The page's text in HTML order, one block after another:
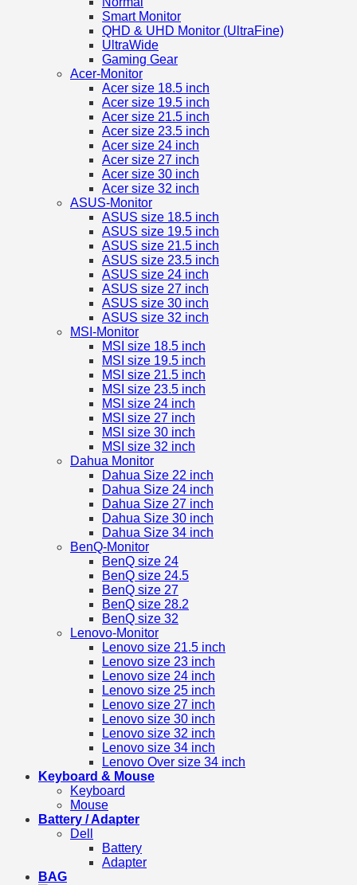
Smart Monitor
QHD & UHD Monitor (UltraFine)
UltraWide
Gaming Gear
Acer-Monitor
Acer size 18.5 inch
Acer size 19.5 inch
Acer size 21.5 inch
Acer size 23.5 inch
Acer size 24 inch
Acer size 27 inch
Acer size 30 inch
Acer size 32 inch
ASUS-Monitor
ASUS size 18.5 inch
ASUS size 19.5 inch
ASUS size 21.5 inch
ASUS size 23.5 inch
ASUS size 24 inch
ASUS size 27 inch
ASUS size 30 inch
ASUS size 32 inch
MSI-Monitor
MSI size 18.5 inch
MSI size 19.5 inch
MSI size 21.5 inch
MSI size 23.5 inch
MSI size 24 inch
MSI size 27 inch
MSI size 30 inch
MSI size 32 inch
Dahua Monitor
Dahua Size 22 inch
Dahua Size 24 inch
Dahua Size 27 inch
Dahua Size 30 inch
Dahua Size 34 inch
BenQ-Monitor
BenQ size 24
BenQ size 24.5
BenQ size 27
BenQ size 28.2
BenQ size 32
Lenovo-Monitor
Lenovo size 21.5 inch
Lenovo size 23 inch
Lenovo size 24 inch
Lenovo size 25 inch
Lenovo size 27 inch
Lenovo size 30 inch
Lenovo size 32 inch
Lenovo size 34 inch
Lenovo Over size 34 inch
Keyboard & Mouse
Keyboard
Mouse
Battery / Adapter
Dell
Battery
Adapter
BAG